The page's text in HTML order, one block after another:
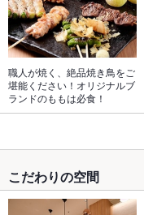
職人が焼く、絶品焼き鳥をご
堪能ください！オリジナルブ
ランドのももは必食！
こだわりの空間